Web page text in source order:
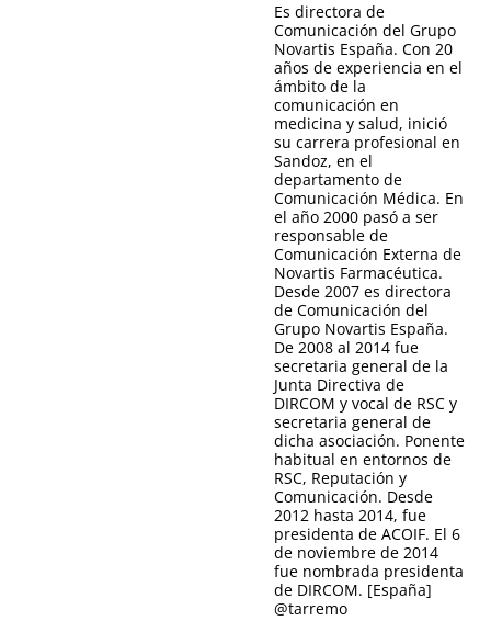
Es directora de
Comunicación del Grupo
Novartis España. Con 20
años de experiencia en el
ámbito de la
comunicación en
medicina y salud, inició
su carrera profesional en
Sandoz, en el
departamento de
Comunicación Médica. En
el año 2000 pasó a ser
responsable de
Comunicación Externa de
Novartis Farmacéutica.
Desde 2007 es directora
de Comunicación del
Grupo Novartis España.
De 2008 al 2014 fue
secretaria general de la
Junta Directiva de
DIRCOM y vocal de RSC y
secretaria general de
dicha asociación. Ponente
habitual en entornos de
RSC, Reputación y
Comunicación. Desde
2012 hasta 2014, fue
presidenta de ACOIF. El 6
de noviembre de 2014
fue nombrada presidenta
de DIRCOM. [España]
@tarremo